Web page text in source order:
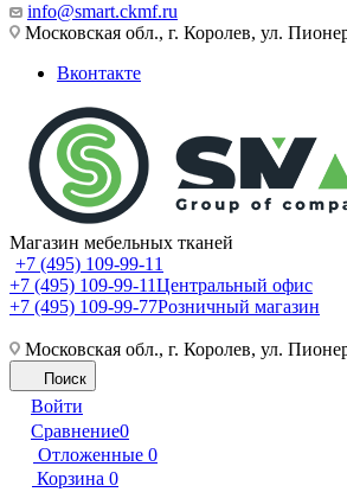
info@smart.ckmf.ru
Московская обл., г. Королев, ул.
Вконтакте
Магазин мебельных тканей
+7 (495) 109-99-11
+7 (495) 109-99-11Центральный офис
+7 (495) 109-99-77Розничный магазин
Московская обл., г. Королев, ул.
Поиск
Войти
Сравнение0
Отложенные 0
Корзина 0